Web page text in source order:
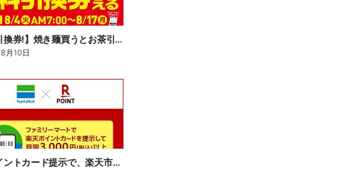
【無料引換券!】焼き麺買うとお茶引換券貰える!
8月10日
楽天ポイントカード提示で、楽天市場でのお買い物がおトクに!